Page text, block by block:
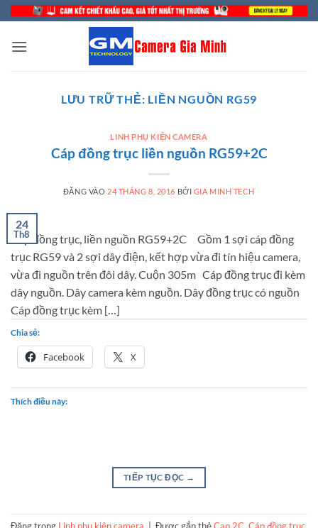
Bỏ
qua
nội
LƯU TRỮ THẺ: LIỀN NGUỒN RG59
LINH PHỤ KIỆN CAMERA
Cáp đồng trục liền nguồn RG59+2C
ĐĂNG VÀO 24 THÁNG 8, 2016 BỞI GIA MINH TECH
24
Th8
Cáp đồng trục, liền nguồn RG59+2C Gồm 1 sợi cáp đồng
trục RG59 và 2 sợi dây điện, kết hợp vừa đi tín hiệu camera,
vừa đi nguồn trên đôi dây. Cuộn 305m Cáp đồng trục đi kèm
dây nguồn. Dây camera kèm nguồn. Dây đồng trục có nguồn
Cáp đồng trục kèm […]
Chia sẻ:
Facebook X
Thích điều này:
TIẾP TỤC ĐỌC →